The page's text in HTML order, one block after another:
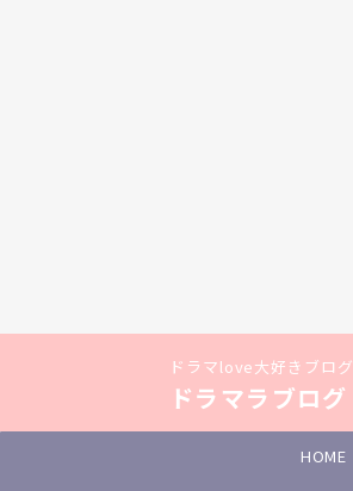
ドラマlove大好きブログ
ドラマラブログ
HOME